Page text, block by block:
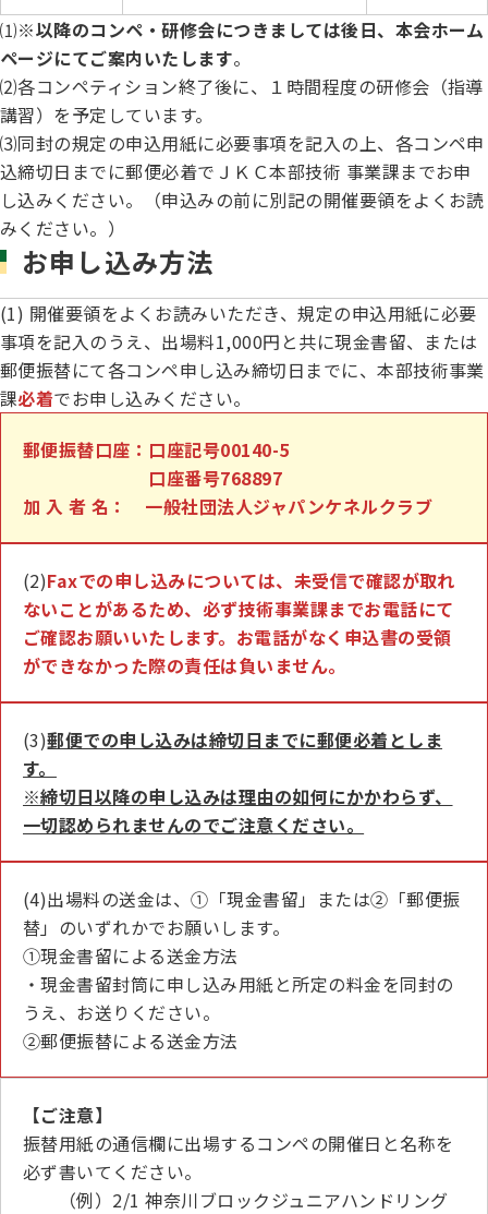
⑴※以降のコンペ・研修会につきましては後日、本会ホーム
ページにてご案内いたします。
⑵各コンペティション終了後に、１時間程度の研修会（指導
講習）を予定しています。
⑶同封の規定の申込用紙に必要事項を記入の上、各コンペ申
込締切日までに郵便必着でＪＫＣ本部技術 事業課までお申
し込みください。（申込みの前に別記の開催要領をよくお読
みください。）
お申し込み方法
(1) 開催要領をよくお読みいただき、規定の申込用紙に必要
事項を記入のうえ、出場料1,000円と共に現金書留、または
郵便振替にて各コンペ申し込み締切日までに、本部技術事業
課必着でお申し込みください。
郵便振替口座： 口座記号00140-5
口座番号768897
加 入 者 名 ： 一般社団法人ジャパンケネルクラブ
(2)Faxでの申し込みについては、未受信で確認が取れ
ないことがあるため、必ず技術事業課までお電話にて
ご確認お願いいたします。お電話がなく申込書の受領
ができなかった際の責任は負いません。
(3)郵便での申し込みは締切日までに郵便必着としま
す。
※締切日以降の申し込みは理由の如何にかかわらず、
一切認められませんのでご注意ください。
(4)出場料の送金は、①「現金書留」または②「郵便振
替」のいずれかでお願いします。
①現金書留による送金方法
・現金書留封筒に申し込み用紙と所定の料金を同封の
うえ、お送りください。
②郵便振替による送金方法
【ご注意】
振替用紙の通信欄に出場するコンペの開催日と名称を
必ず書いてください。
（例）2/1 神奈川ブロックジュニアハンドリング